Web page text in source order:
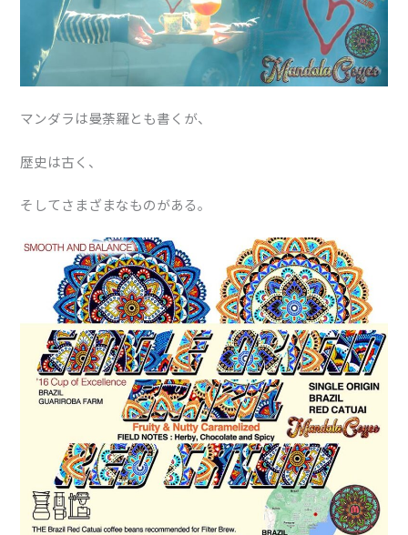
マンダラは曼荼羅とも書くが、
歴史は古く、
そしてさまざまなものがある。